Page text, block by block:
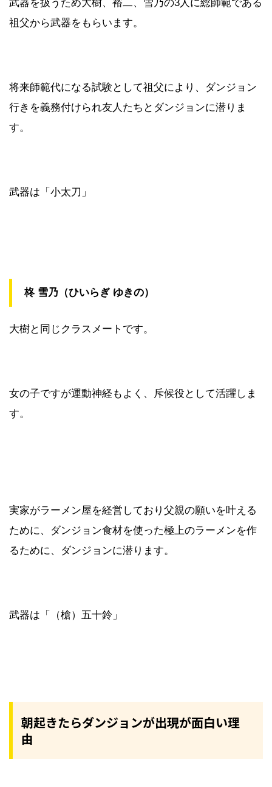
武器を扱うため大樹、裕二、雪乃の3人に総師範である
祖父から武器をもらいます。
将来師範代になる試験として祖父により、ダンジョン
行きを義務付けられ友人たちとダンジョンに潜りま
す。
武器は「小太刀」
柊 雪乃（ひいらぎ ゆきの）
大樹と同じクラスメートです。
女の子ですが運動神経もよく、斥候役として活躍しま
す。
実家がラーメン屋を経営しており父親の願いを叶える
ために、ダンジョン食材を使った極上のラーメンを作
るために、ダンジョンに潜ります。
武器は「（槍）五十鈴」
朝起きたらダンジョンが出現が面白い理
由